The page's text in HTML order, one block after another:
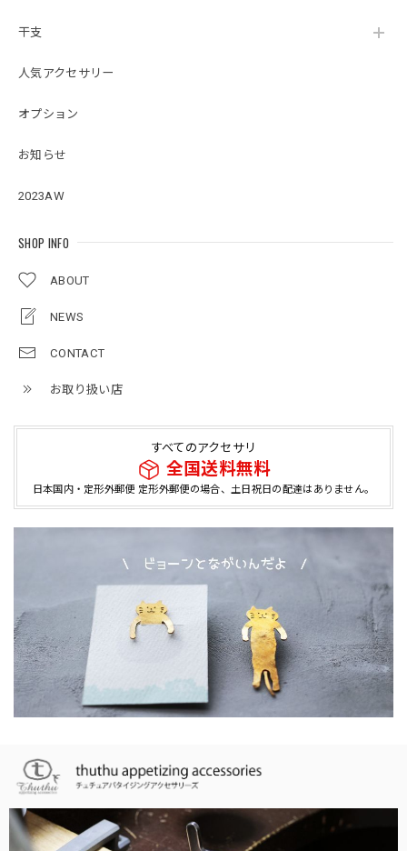
干支
人気アクセサリー
オプション
お知らせ
2023AW
SHOP INFO
ABOUT
NEWS
CONTACT
お取り扱い店
すべてのアクセサリ
全国送料無料
日本国内・定形外郵便 定形外郵便の場合、土日祝日の配達はありません。